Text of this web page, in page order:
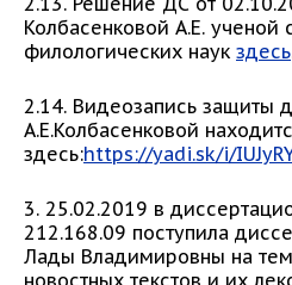
Колбасенковой А.Е. ученой
филологических наук здесь
2.14. Видеозапись защиты
А.Е.Колбасенковой
здесь:https://yadi.sk/i/
3. 25.02.2019 в
212.168.09 поступила
Лады Владимировны на
новостных текстов и их